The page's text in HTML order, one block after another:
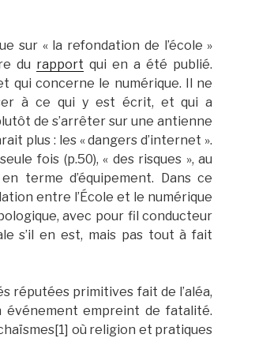
sur « la refondation de l’école »
du rapport qui en a été publié.
qui concerne le numérique. Il ne
à ce qui y est écrit, et qui a
de s’arrêter sur une antienne
plus : les « dangers d’internet ».
fois (p.50), « des risques », au
terme d’équipement. Dans ce
entre l’École et le numérique
avec pour fil conducteur
s’il en est, mais pas tout à fait
réputées primitives fait de l’aléa,
événement empreint de fatalité.
où religion et pratiques